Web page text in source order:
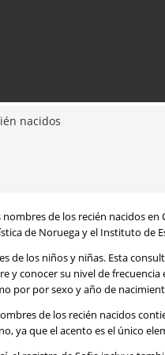
nacidos
de los recién nacidos
de Noruega y el Instituto de
de los niños y niñas. Esta
y conocer su nivel de
por por sexo y año de
de los recién nacidos
ya que el acento es el único